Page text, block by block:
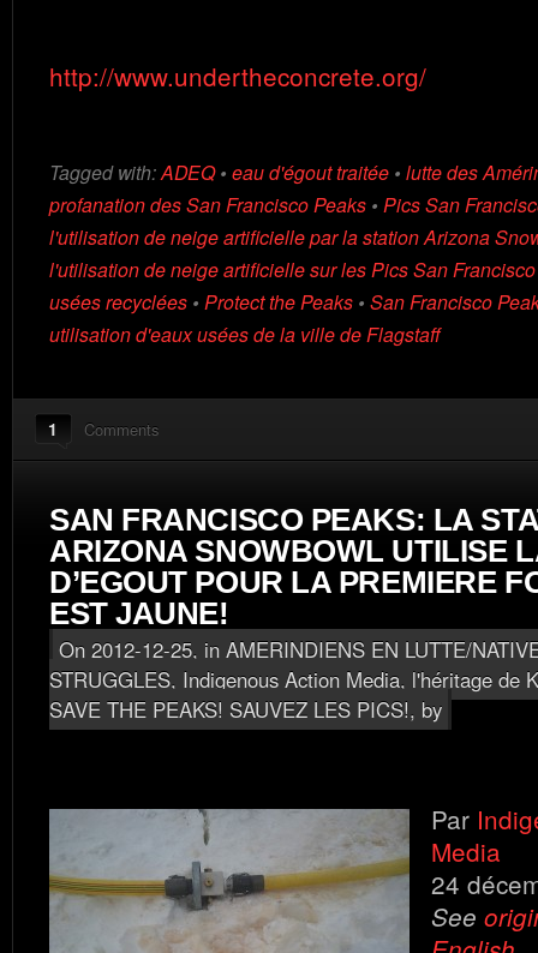
http://www.undertheconcrete.org/
Tagged with:ADEQ• eau d'égout traitée • lutte des
profanation des San Francisco Peaks • Pics San
l'utilisation de neige artificielle par la station Arizona
l'utilisation de neige artificielle sur les Pics San Francisco
usées recyclées • Protect the Peaks • San Francisco
utilisation d'eaux usées de la ville de Flagstaff
1 Comments
SAN FRANCISCO PEAKS: LA
ARIZONA SNOWBOWL UTILISE
D’EGOUT POUR LA PREMIERE
EST JAUNE!
On 2012-12-25, in AMERINDIENS EN LUTTE/
STRUGGLES, Indigenous Action Media, l'héritage de
SAVE THE PEAKS! SAUVEZ LES PICS!, by
Par
Media
24
See